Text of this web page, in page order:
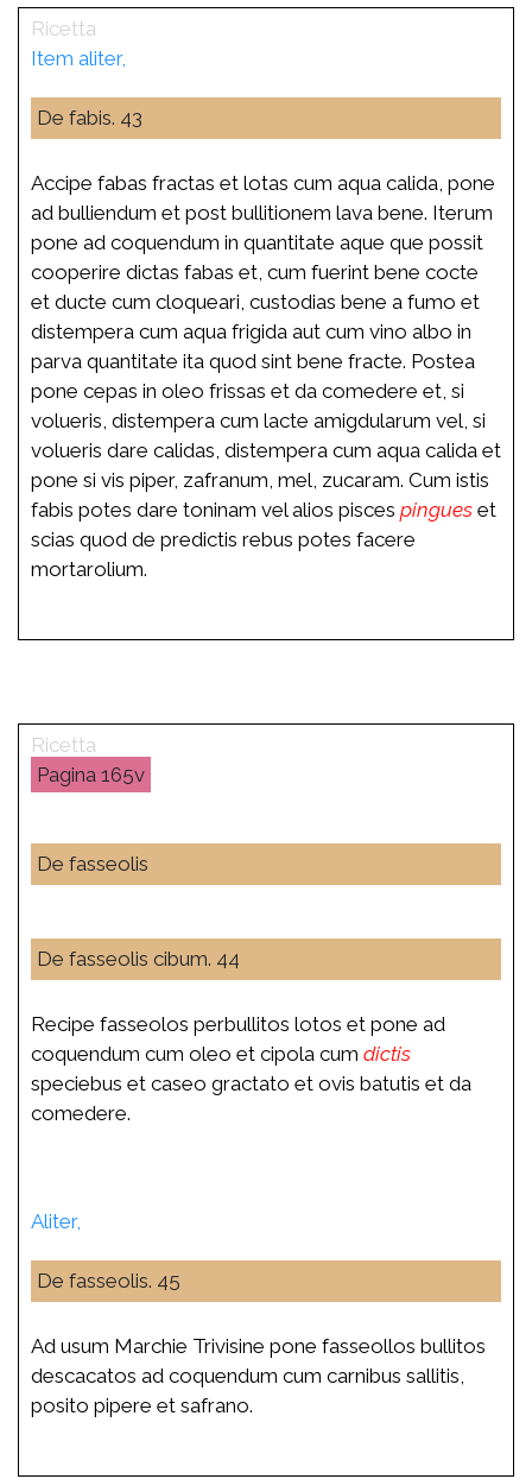
Item aliter,
De fabis. 43
Accipe fabas fractas et lotas cum aqua calida, pone
ad bulliendum et post bullitionem lava bene. Iterum
pone ad coquendum in quantitate aque que possit
cooperire dictas fabas et, cum fuerint bene cocte
et ducte cum cloqueari, custodias bene a fumo et
distempera cum aqua frigida aut cum vino albo in
parva quantitate ita quod sint bene fracte. Postea
pone cepas in oleo frissas et da comedere et, si
volueris, distempera cum lacte amigdularum vel, si
volueris dare calidas, distempera cum aqua calida et
pone si vis piper, zafranum, mel, zucaram. Cum istis
fabis potes dare toninam vel alios pisces pingues et
scias quod de predictis rebus potes facere
mortarolium.
165v
De fasseolis
De fasseolis cibum. 44
Recipe fasseolos perbullitos lotos et pone ad
coquendum cum oleo et cipola cum dictis
speciebus et caseo gractato et ovis batutis et da
comedere.
Aliter,
De fasseolis. 45
Ad usum Marchie Trivisine pone fasseollos bullitos
descacatos ad coquendum cum carnibus sallitis,
posito pipere et safrano.